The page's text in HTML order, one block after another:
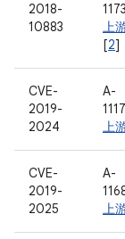
2018-
10883
上
[2]
CVE-
2019-
2024
A-
上
CVE-
2019-
2025
A-
上